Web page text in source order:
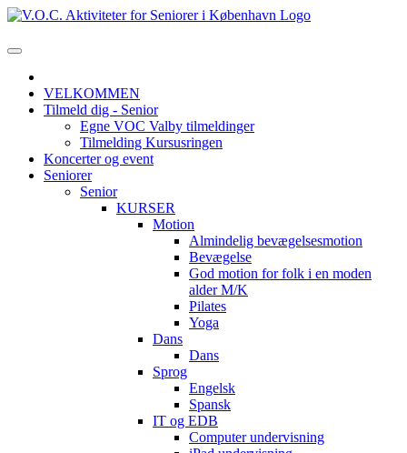
VELKOMMEN
Tilmeld dig - Senior
Egne VOC Valby tilmeldinger
Tilmelding Kursusringen
Koncerter og event
Seniorer
Senior
KURSER
Motion
Almindelig bevægelsesmotion
Bevægelse
God motion for folk i en moden
alder M/K
Pilates
Yoga
Dans
Dans
Sprog
Engelsk
Spansk
IT og EDB
Computer undervisning